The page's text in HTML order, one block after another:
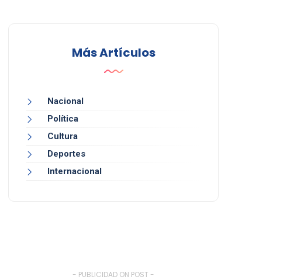
Más Artículos
Nacional
Política
Cultura
Deportes
Internacional
- PUBLICIDAD ON POST -